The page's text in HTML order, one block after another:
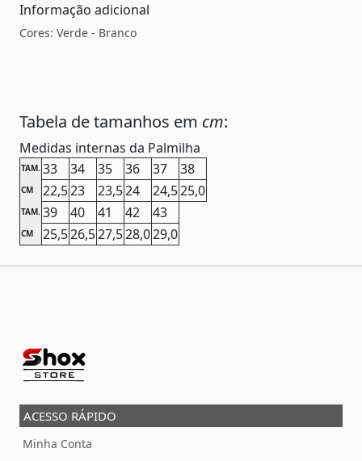
Informação adicional
Cores: Verde - Branco
Tabela de tamanhos em cm:
Medidas internas da Palmilha
TAM. 33 34 35 36 37 38
CM 22,523 23,524 24,525,0
TAM. 39 40 41 42 43
CM 25,526,527,528,029,0
ACESSO RÁPIDO
Minha Conta